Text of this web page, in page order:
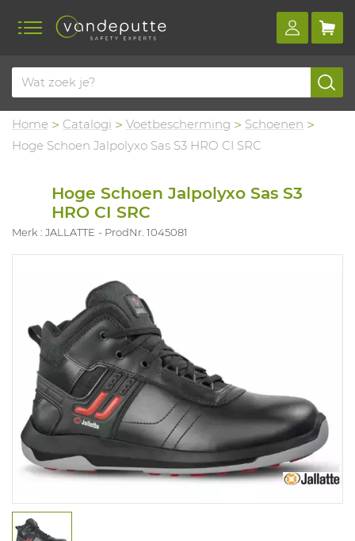
Home Catalogi Voetbescherming
Schoenen
Hoge Schoen Jalpolyxo Sas S3 HRO CI SRC
Hoge Schoen Jalpolyxo Sas S3
HRO CI SRC
Merk : JALLATTE ProdNr. 1045081